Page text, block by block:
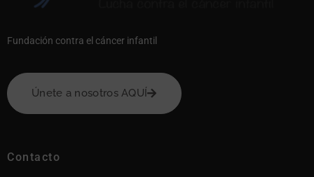
Fundación contra el cáncer infantil
Únete a nosotros AQUÍ
Contacto